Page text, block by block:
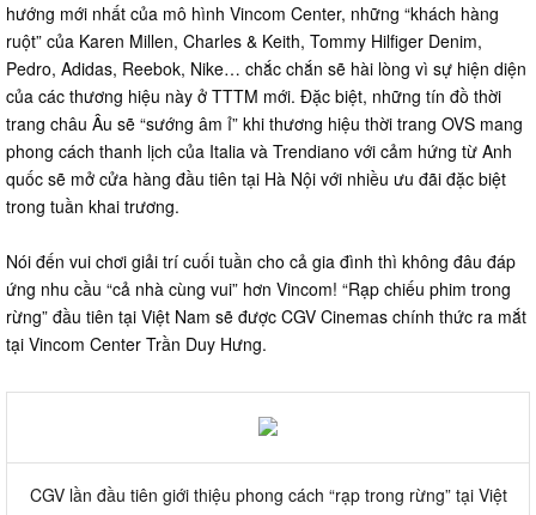
hướng mới nhất của mô hình Vincom Center, những “khách hàng
ruột” của Karen Millen, Charles & Keith, Tommy Hilfiger Denim,
Pedro, Adidas, Reebok, Nike… chắc chắn sẽ hài lòng vì sự hiện diện
của các thương hiệu này ở TTTM mới. Đặc biệt, những tín đồ thời
trang châu Âu sẽ “sướng âm ỉ” khi thương hiệu thời trang OVS mang
phong cách thanh lịch của Italia và Trendiano với cảm hứng từ Anh
quốc sẽ mở cửa hàng đầu tiên tại Hà Nội với nhiều ưu đãi đặc biệt
trong tuần khai trương.
Nói đến vui chơi giải trí cuối tuần cho cả gia đình thì không đâu đáp
ứng nhu cầu “cả nhà cùng vui” hơn Vincom! “Rạp chiếu phim trong
rừng” đầu tiên tại Việt Nam sẽ được CGV Cinemas chính thức ra mắt
tại Vincom Center Trần Duy Hưng.
CGV lần đầu tiên giới thiệu phong cách “rạp trong rừng” tại Việt